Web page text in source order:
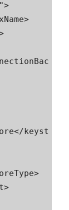
keyst